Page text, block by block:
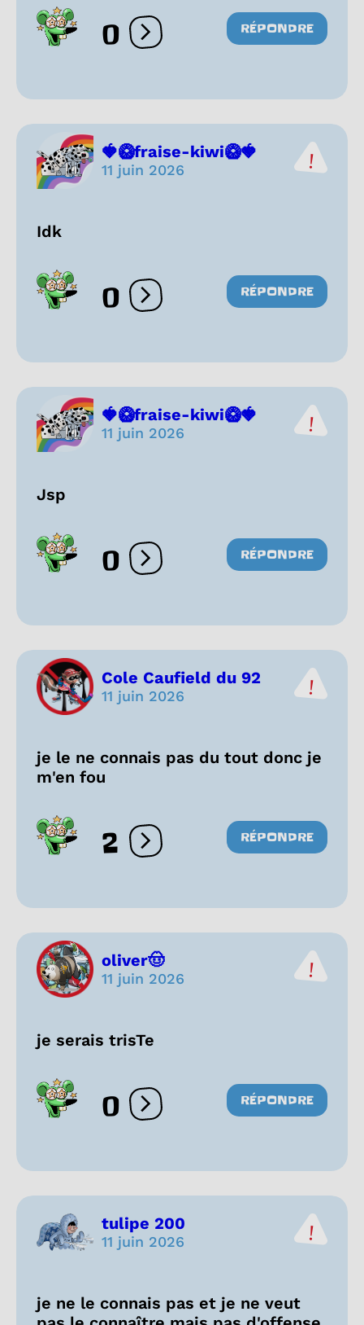
0 Ouvrir les réactions
RÉPONDRE
🍓🥝fraise-kiwi🥝🍓
11 juin 2026
Idk
0 Ouvrir les réactions
RÉPONDRE
🍓🥝fraise-kiwi🥝🍓
11 juin 2026
Jsp
0 Ouvrir les réactions
RÉPONDRE
Cole Caufield du 92
11 juin 2026
je le ne connais pas du tout donc je
m'en fou
2 Ouvrir les réactions
RÉPONDRE
oliver🤠
11 juin 2026
je serais trisTe
0 Ouvrir les réactions
RÉPONDRE
tulipe 200
11 juin 2026
je ne le connais pas et je ne veut